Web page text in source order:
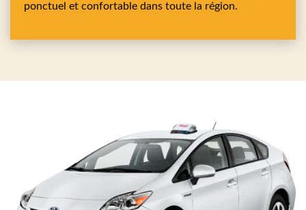
ponctuel et confortable dans toute la région.